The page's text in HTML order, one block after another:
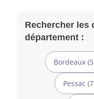
Rechercher les
département :
Bordeaux
Pessac